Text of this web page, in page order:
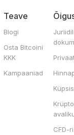
Teave
Blogi
Osta Bitcoini
KKK
Kampaaniad
CFD-